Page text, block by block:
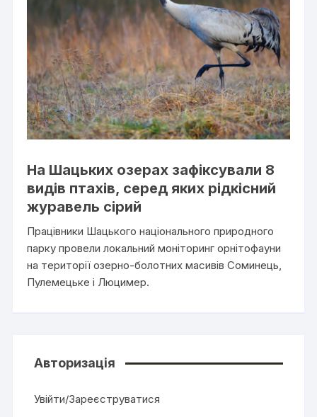
На Шацьких озерах зафіксували 8
видів птахів, серед яких рідкісний
журавель сірий
Працівники Шацького національного природного
парку провели локальний моніторинг орнітофауни
на території озерно-болотних масивів Соминець,
Пулемецьке і Люцимер.
Авторизація
Увійти/Зареєструватися